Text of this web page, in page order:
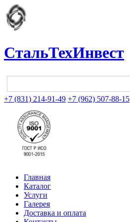
СтальТехИнвест
+7 (831) 214-91-49 +7 (962) 507-88-15
Главная
Каталог
Услуги
Галерея
Доставка и оплата